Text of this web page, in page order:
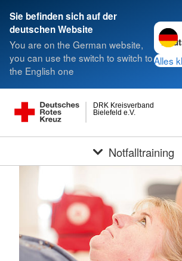
Sie befinden sich auf der
deutschen Website
You are on the German website,
you can use the switch to switch to
the English one
Alles
Bielefeld e.V.
DRK Kreisverband
Notfalltraining